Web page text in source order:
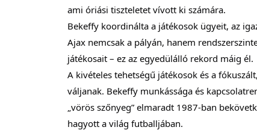
ami óriási tiszteletet vívott ki számára.
Bekeffy koordinálta a játékosok ügyeit, az
Ajax nemcsak a pályán, hanem
játékosait – ez az egyedülálló rekord máig él.
A kivételes tehetségű játékosok és a
váljanak. Bekeffy munkássága és
„vörös szőnyeg” elmaradt 1987-ban
hagyott a világ futballjában.